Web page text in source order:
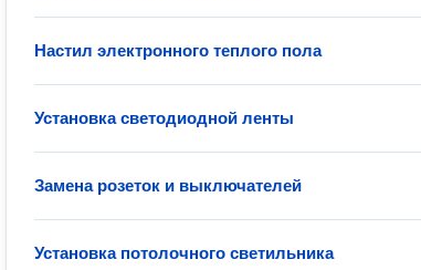
Настил электронного теплого пола
Установка светодиодной ленты
Замена розеток и выключателей
Установка потолочного светильника